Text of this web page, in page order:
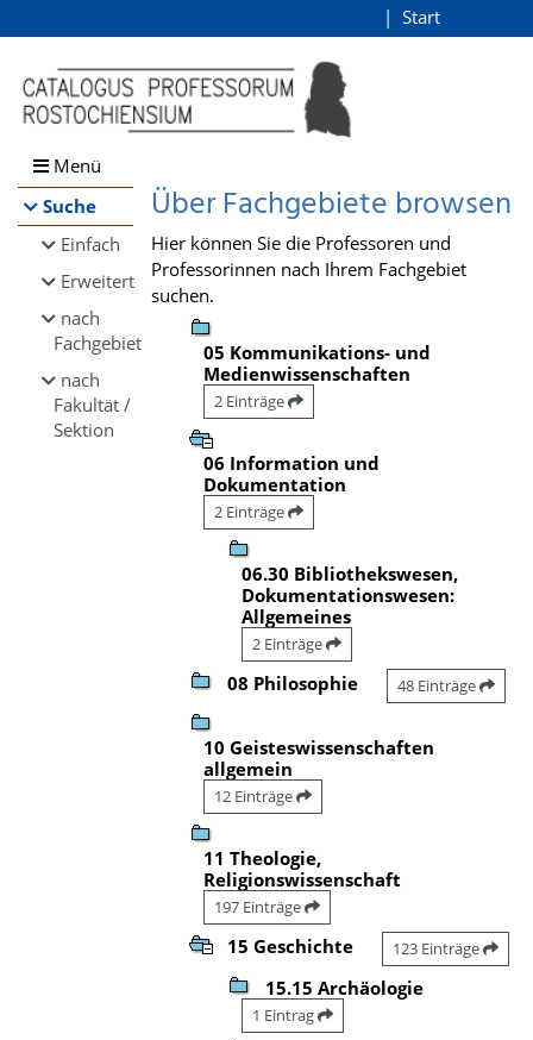
Browsen
direkt zum Inhalt
Start
Menü
Suche
Einfach
Erweitert
nach
Fachgebiet
nach
Fakultät /
Sektion
Über Fachgebiete browsen
Hier können Sie die Professoren und
Professorinnen nach Ihrem Fachgebiet
suchen.
05 Kommunikations- und
Medienwissenschaften
2 Einträge
06 Information und
Dokumentation
2 Einträge
06.30 Bibliothekswesen,
Dokumentationswesen:
Allgemeines
2 Einträge
08 Philosophie 48 Einträge
10 Geisteswissenschaften
allgemein
12 Einträge
11 Theologie,
Religionswissenschaft
197 Einträge
15 Geschichte 123 Einträge
15.15 Archäologie
1 Eintrag